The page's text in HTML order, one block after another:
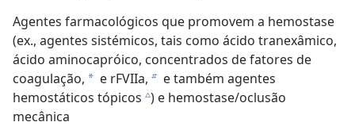
Agentes farmacológicos que promovem a hemostase
(ex., agentes sistémicos, tais como ácido tranexâmico,
ácido aminocapróico, concentrados de fatores de
coagulação, a e rFVIIa, b e também agentes
hemostáticos tópicos c) e hemostase/oclusão
mecânica